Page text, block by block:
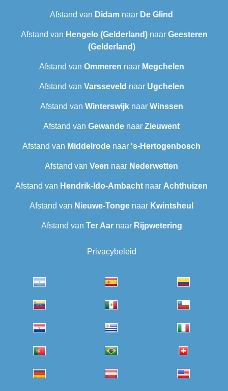
Afstand van Didam naar De Glind
Afstand van Hengelo (Gelderland)naar Geesteren
(Gelderland)
Afstand van Ommeren naar Megchelen
Afstand van Varsseveld naar Ugchelen
Afstand van Winterswijknaar Winssen
Afstand van Gewande naar Zieuwent
Afstand van Middelrode naar 's-Hertogenbosch
Afstand van Veen naar Nederwetten
Afstand van Hendrik-Ido-Ambacht naar Achthuizen
Afstand van Nieuwe-Tonge naar Kwintsheul
Afstand van Ter Aar‎naar Rijpwetering
Privacybeleid